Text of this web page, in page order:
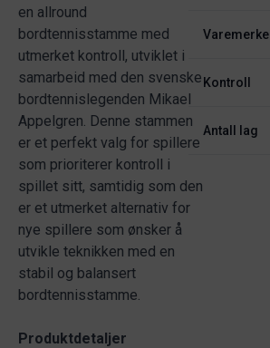
en allround
bordtennisstamme med
utmerket kontroll, utviklet i
samarbeid med den svenske
bordtennislegenden Mikael
Appelgren. Denne stammen
er et perfekt valg for spillere
som prioriterer kontroll i
spillet sitt, samtidig som den
er et utmerket alternativ for
nye spillere som ønsker å
utvikle teknikken med en
stabil og balansert
bordtennisstamme.
Produktdetaljer
Varemerke
Kontroll
Antall lag